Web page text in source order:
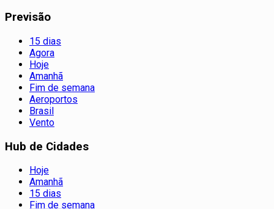
Previsão
15 dias
Agora
Hoje
Amanhã
Fim de semana
Aeroportos
Brasil
Vento
Hub de Cidades
Hoje
Amanhã
15 dias
Fim de semana